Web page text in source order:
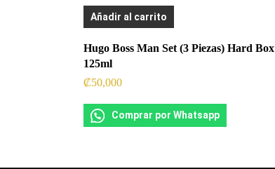
Añadir al carrito
Hugo Boss Man Set (3 Piezas) Hard Box
125ml
₡50,000
Comprar por Whatsapp